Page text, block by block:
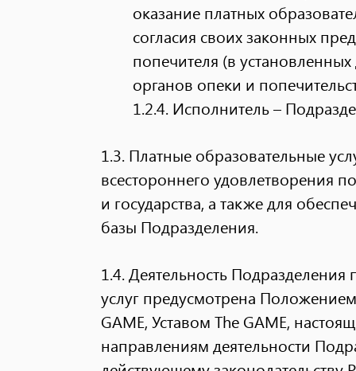
оказание платных
согласия своих законных
попечителя (в
органов опеки и
1.2.4. Исполнитель –
1.3. Платные образовательные
всестороннего удовлетворения
и государства, а также для
базы Подразделения.
1.4. Деятельность
услуг предусмотрена
GAME, Уставом The GAME,
направлениям деятельности